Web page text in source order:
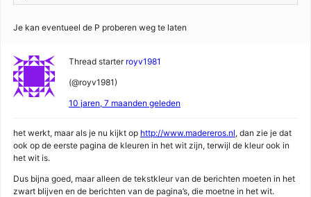
Je kan eventueel de P proberen weg te laten
Thread starter royv1981
(@royv1981)
10 jaren, 7 maanden geleden
het werkt, maar als je nu kijkt op http://www.madereros.nl, dan zie je dat
ook op de eerste pagina de kleuren in het wit zijn, terwijl de kleur ook in
het wit is.
Dus bijna goed, maar alleen de tekstkleur van de berichten moeten in het
zwart blijven en de berichten van de pagina’s, die moetne in het wit.